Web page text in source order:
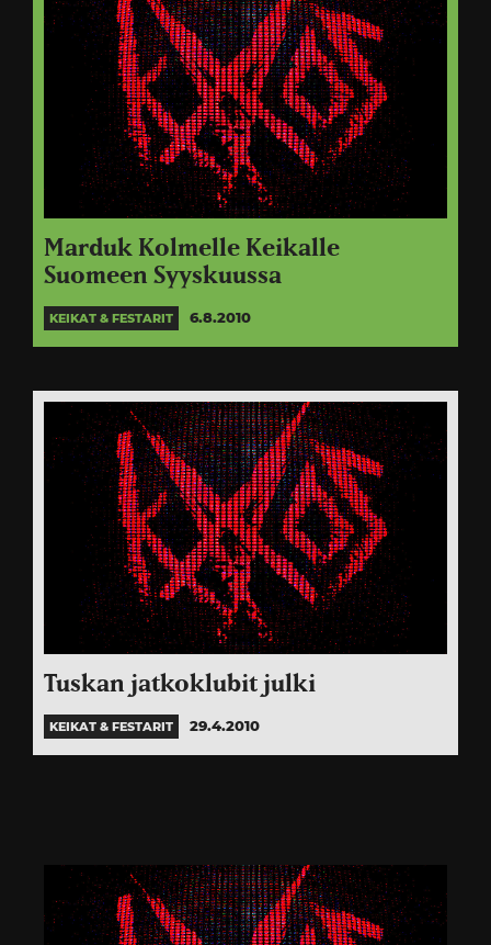
Marduk Kolmelle Keikalle
Suomeen Syyskuussa
KEIKAT & FESTARIT 6.8.2010
Tuskan jatkoklubit julki
KEIKAT & FESTARIT 29.4.2010